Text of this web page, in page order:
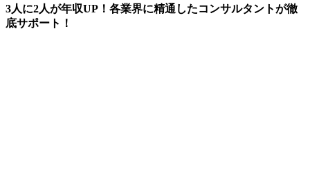
3人に2人が年収UP！各業界に精通したコンサルタントが徹
底サポート！